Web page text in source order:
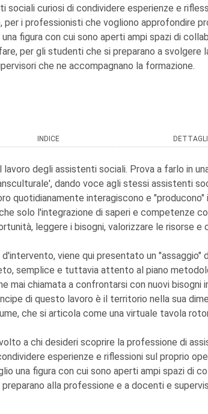
sociali curiosi di condividere esperienze e
per i professionisti che vogliono approfondire
figura con cui sono aperti ampi spazi di
per gli studenti che si preparano a svolgere
che ne accompagnano la formazione.
INDICE DETTAGLI
lavoro degli assistenti sociali. Prova a farlo in
dando voce agli stessi assistenti
quotidianamente interagiscono e "producono"
solo l'integrazione di saperi e competenze
leggere i bisogni, valorizzare le risorse e
viene qui presentato un "assaggio"
semplice e tuttavia attento al piano
mai chiamata a confrontarsi con nuovi bisogni
di questo lavoro è il territorio nella sua
che si articola come una virtuale tavola
a chi desideri scoprire la professione di
esperienze e riflessioni sul proprio
una figura con cui sono aperti ampi spazi di
alla professione e a docenti e